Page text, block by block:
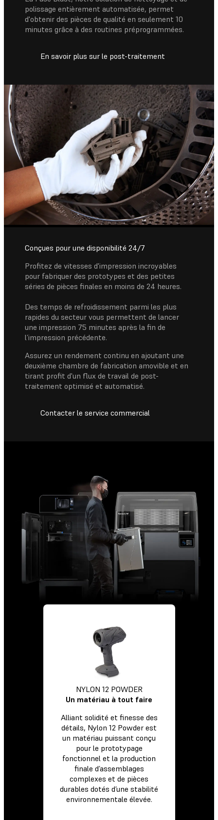
polissage entièrement automatisée, permet
d'obtenir des pièces de qualité en seulement 10
minutes grâce à des routines préprogrammées.
En savoir plus sur le post-traitement
Conçues pour une disponibilité 24/7
Profitez de vitesses d'impression incroyables
pour fabriquer des prototypes et des petites
séries de pièces finales en moins de 24 heures.
Des temps de refroidissement parmi les plus
rapides du secteur vous permettent de lancer
une impression 75 minutes après la fin de
l’impression précédente.
Assurez un rendement continu en ajoutant une
deuxième chambre de fabrication amovible et en
tirant profit d'un flux de travail de post-
traitement optimisé et automatisé.
Contacter le service commercial
NYLON 12 POWDER
Un matériau à tout faire
Alliant solidité et finesse des
détails, Nylon 12 Powder est
un matériau puissant conçu
pour le prototypage
fonctionnel et la production
finale d’assemblages
complexes et de pièces
durables dotés d’une stabilité
environnementale élevée.